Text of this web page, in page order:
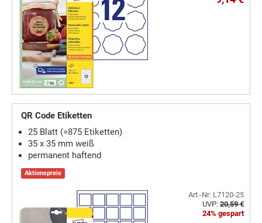
QR Code Etiketten
25 Blatt (=875 Etiketten)
35 x 35 mm weiß
permanent haftend
Aktionspreis
Art.-Nr: L7120-25
UVP: 20,59 €
24% gespart